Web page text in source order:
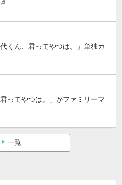
♬
くん、君ってやつは。」単独カ
君ってやつは。」がファミリーマ
一覧